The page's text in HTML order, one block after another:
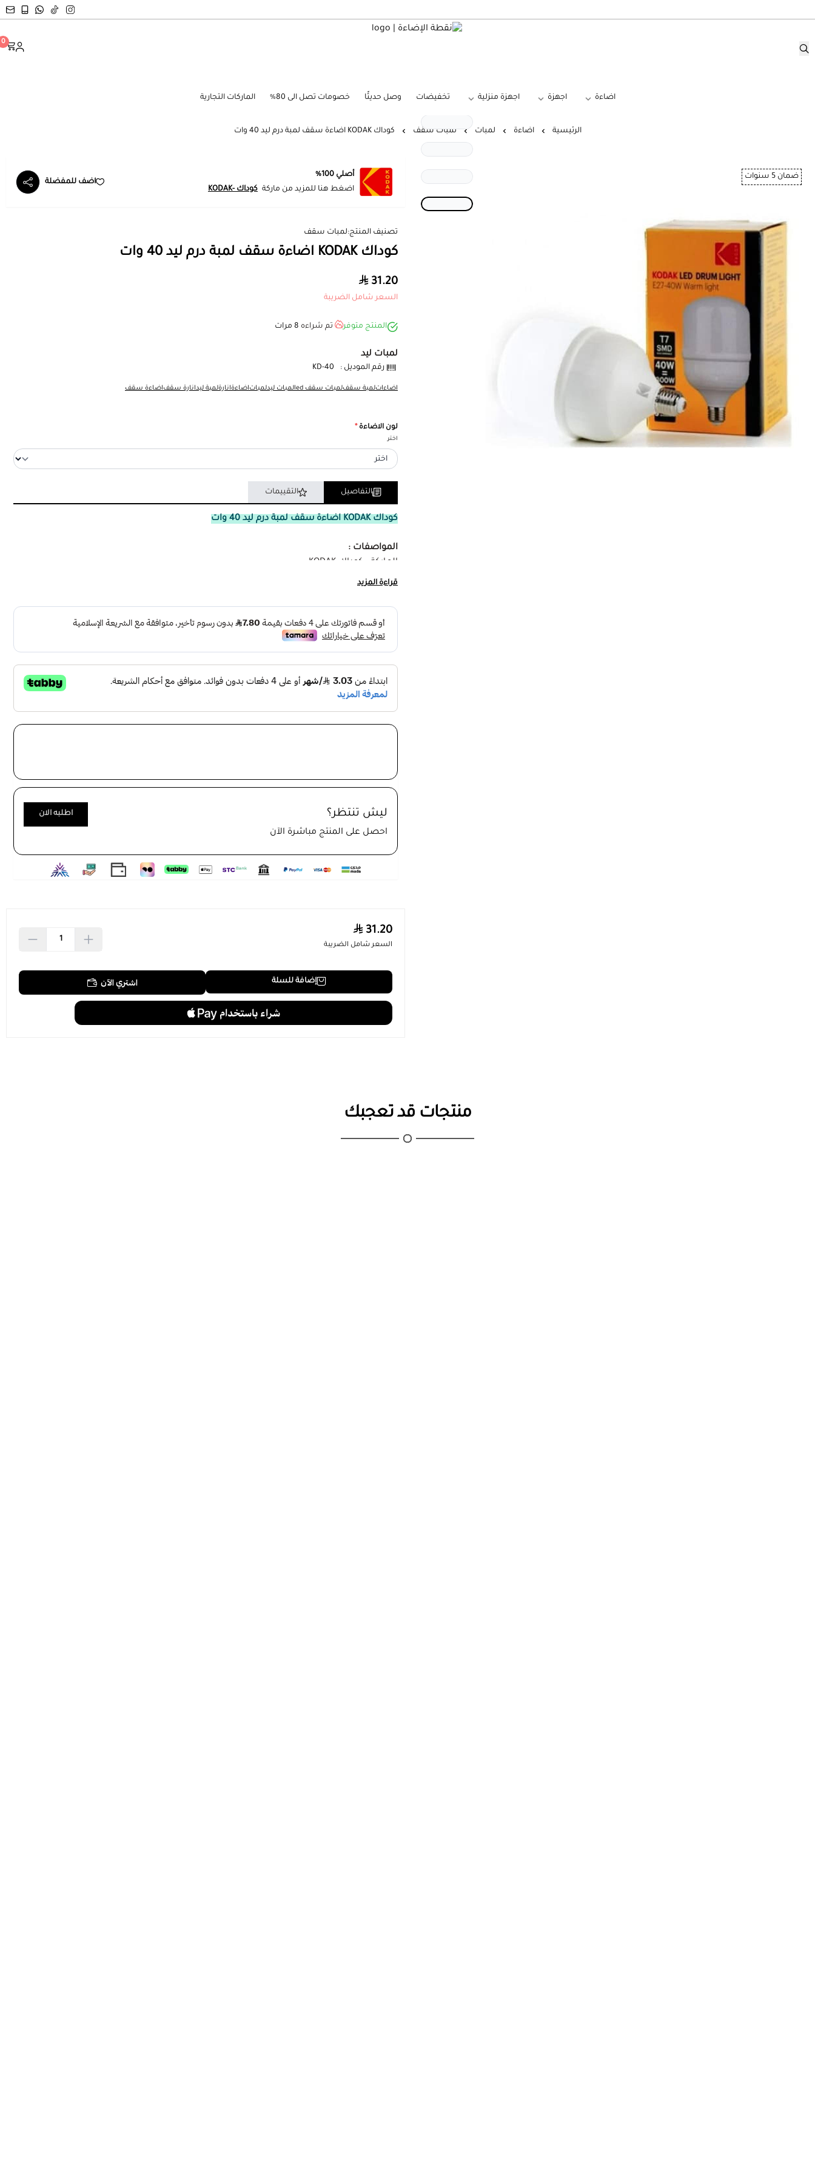
نقطة الإضاءة
0
اضاءة اجهزة اجهزة منزلية تخفيضات وصل حديثًا خصومات تصل الى 80% الماركات التجارية
الرئيسية اضاءة لمبات لمبات سقف كوداك KODAK اضاءة سقف لمبة درم ليد 40 وات
ضمان 5 سنوات
أصلي 100%
اضغط هنا للمزيد من ماركة كوداك -KODAK
اضف للمفضلة
تصنيف المنتج:لمبات سقف
كوداك KODAK اضاءة سقف لمبة درم ليد 40 وات
31.20
السعر شامل الضريبة
المنتج متوفر تم شراءه 8 مرات
لمبات ليد
رقم الموديل : KD-40
اضاءاتلمبة سقفلمبات سقف led لمبات ليدلمباتاضاءةانارةلمبة ليدانارة سقفاضاءة سقف
لون الاضاءة *
اختر
التفاصيل التقييمات
كوداك KODAK اضاءة سقف لمبة درم ليد 40 وات
المواصفات :
الماركة : كوداك KODAK
لون الانارة : اضاءة بيضاء ، اضاءة صفراء
الجهد الكهربائي : 110 فولت : 240 فولت
درجة حرارة اللون :
ابيض 6500 K
اصفر 3000 K
اللومن : 3600 Lumen
المقاس : 118 × 118 × 204 مم
قاعدة مصباح الاضاءة : E27
معامل اظهار اللون : 80
زاوية الاشعة : 180
قراءة المزيد
ليش تنتظر؟
احصل على المنتج مباشرة الآن
اطلبه الان
31.20
السعر شامل الضريبة
إضافة للسلة اشتري الآن
منتجات قد تعجبك